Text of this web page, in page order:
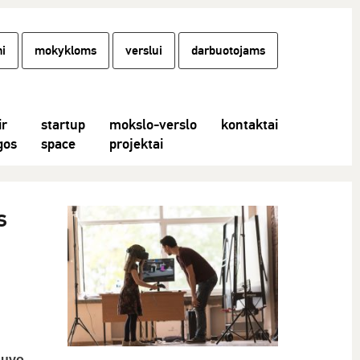
mokykloms verslui darbuotojams
startup
space
mokslo-verslo
projektai
kontaktai